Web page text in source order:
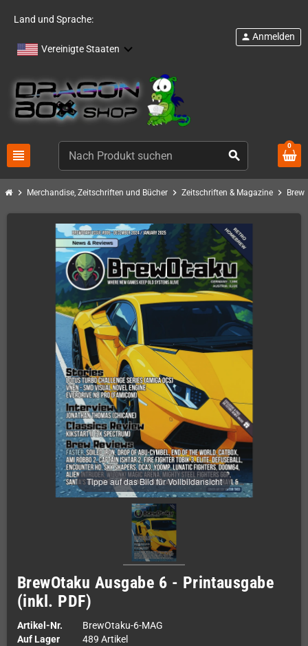
Land und Sprache:
Vereinigte Staaten
view_headline search
person Anmelden
0
chevron_right Merchandise, Zeitschriften und Bücher chevron_right Zeitschriften & Magazine chevron_right
Tippe auf das Bild für Vollbildansicht
BrewOtaku Ausgabe 6 - Printausgabe
(inkl. PDF)
Artikel-Nr.
BrewOtaku-6-MAG
Auf Lager
489 Artikel